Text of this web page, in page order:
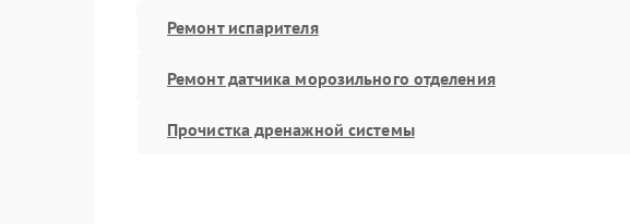
Ремонт испарителя
Ремонт датчика морозильного отделения
Прочистка дренажной системы